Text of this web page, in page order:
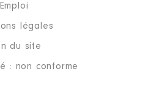
Emploi
légales
du site
: non conforme